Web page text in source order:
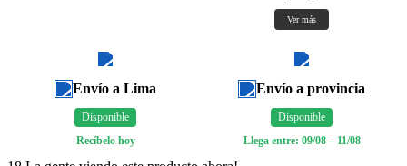
Ver más
Envío a Lima
Disponible
Recíbelo hoy
Envío a provincia
Disponible
Llega entre: 09/08 – 11/08